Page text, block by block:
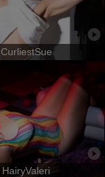
CurliestSue
HairyValeri